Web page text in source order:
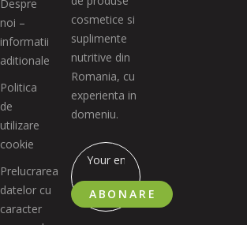
Despre
noi –
informatii
aditionale
Politica
de
utilizare
cookie
Prelucrarea
datelor cu
caracter
cosmetice si
suplimente
nutritive din
Romania, cu
experienta in
domeniu.
ABONARE